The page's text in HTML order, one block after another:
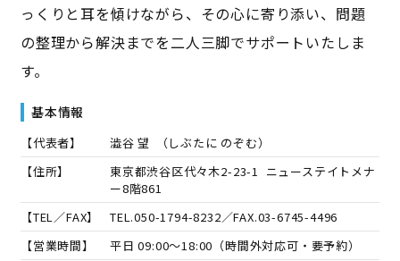
っくりと耳を傾けながら、その心に寄り添い、問題
の整理から解決までを二人三脚でサポートいたしま
す。
基本情報
【代表者】 澁谷 望 （しぶたに のぞむ）
【住所】
東京都渋谷区代々木2-23-1 ニューステイトメナ
ー8階861
【TEL／FAX】
TEL.050-1794-8232／FAX.03-6745-4496
【営業時間】
平日 09:00～18:00（時間外対応可・要予約）